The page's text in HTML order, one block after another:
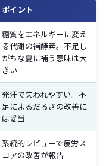
ポイント
糖質をエネルギーに変え
る代謝の補酵素。不足し
がちな夏に補う意味は大
きい
発汗で失われやすい。不
足によるだるさの改善に
は妥当
系統的レビューで疲労ス
コアの改善が報告